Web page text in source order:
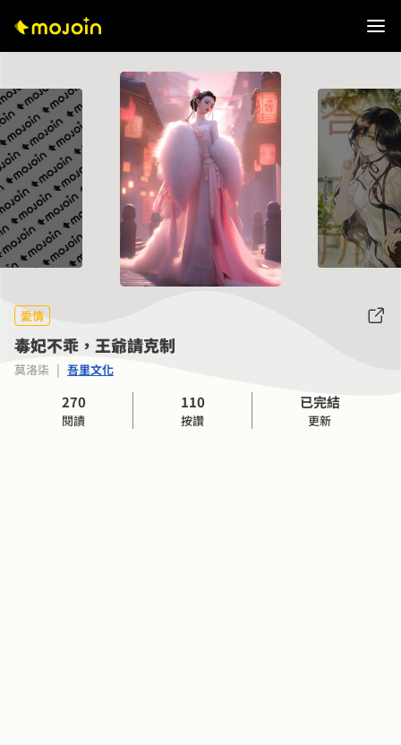
愛情
毒妃不乖，王爺請克制
莫洛柒 | 吾里文化
270
閱讀
110
按讚
已完結
更新